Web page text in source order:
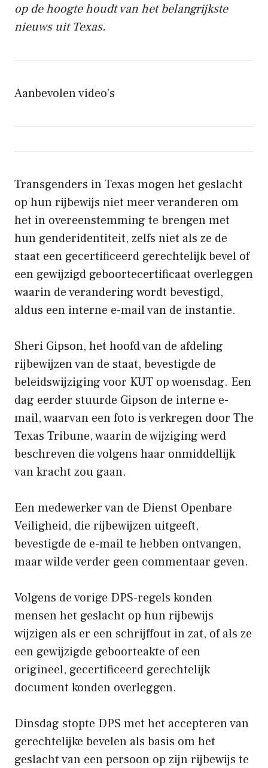
op de hoogte houdt van het belangrijkste
nieuws uit Texas.
Aanbevolen video’s
Transgenders in Texas mogen het geslacht
op hun rijbewijs niet meer veranderen om
het in overeenstemming te brengen met
hun genderidentiteit, zelfs niet als ze de
staat een gecertificeerd gerechtelijk bevel of
een gewijzigd geboortecertificaat overleggen
waarin de verandering wordt bevestigd,
aldus een interne e-mail van de instantie.
Sheri Gipson, het hoofd van de afdeling
rijbewijzen van de staat, bevestigde de
beleidswijziging voor KUT op woensdag. Een
dag eerder stuurde Gipson de interne e-
mail, waarvan een foto is verkregen door The
Texas Tribune, waarin de wijziging werd
beschreven die volgens haar onmiddellijk
van kracht zou gaan.
Een medewerker van de Dienst Openbare
Veiligheid, die rijbewijzen uitgeeft,
bevestigde de e-mail te hebben ontvangen,
maar wilde verder geen commentaar geven.
Volgens de vorige DPS-regels konden
mensen het geslacht op hun rijbewijs
wijzigen als er een schrijffout in zat, of als ze
een gewijzigde geboorteakte of een
origineel, gecertificeerd gerechtelijk
document konden overleggen.
Dinsdag stopte DPS met het accepteren van
gerechtelijke bevelen als basis om het
geslacht van een persoon op zijn rijbewijs te